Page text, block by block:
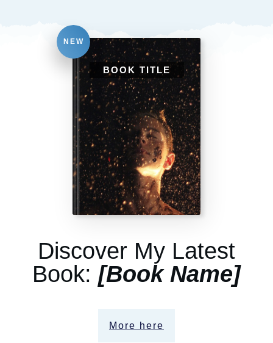
Discover My Latest
Book: [Book Name]
More here
NEW
BOOK TITLE